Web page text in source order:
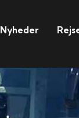
Nyheder